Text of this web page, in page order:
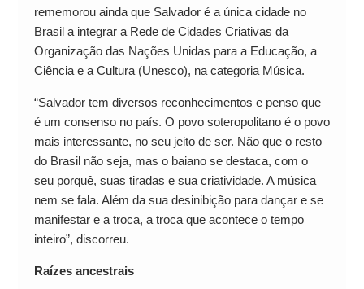
rememorou ainda que Salvador é a única cidade no
Brasil a integrar a Rede de Cidades Criativas da
Organização das Nações Unidas para a Educação, a
Ciência e a Cultura (Unesco), na categoria Música.
“Salvador tem diversos reconhecimentos e penso que
é um consenso no país. O povo soteropolitano é o povo
mais interessante, no seu jeito de ser. Não que o resto
do Brasil não seja, mas o baiano se destaca, com o
seu porquê, suas tiradas e sua criatividade. A música
nem se fala. Além da sua desinibição para dançar e se
manifestar e a troca, a troca que acontece o tempo
inteiro”, discorreu.
Raízes ancestrais